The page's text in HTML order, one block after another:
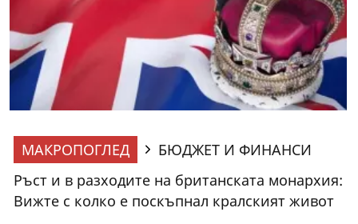
МАКРОПОГЛЕД
БЮДЖЕТ И ФИНАНСИ
Ръст и в разходите на британската монархия:
Вижте с колко е поскъпнал кралският живот